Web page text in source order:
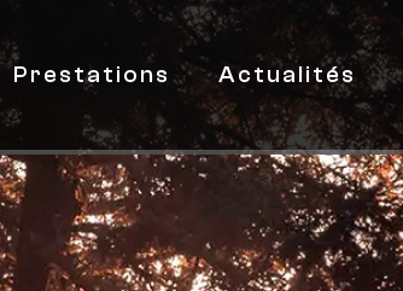
Prestations Actualités